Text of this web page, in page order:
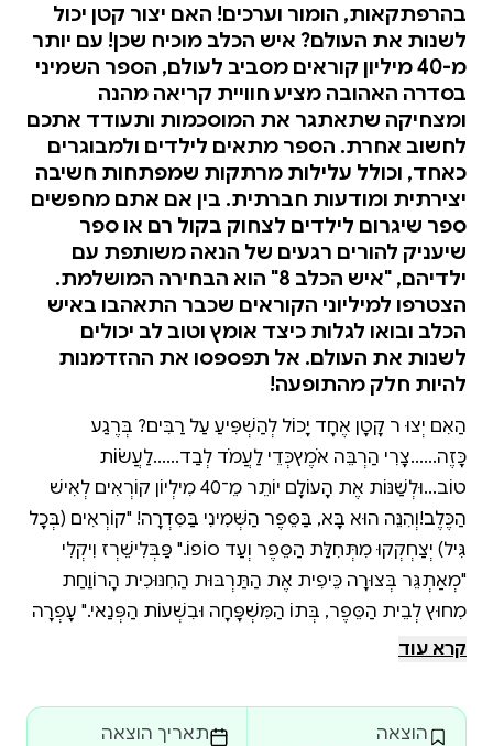
בהרפתקאות, הומור וערכים! האם יצור קטן יכול
לשנות את העולם? איש הכלב מוכיח שכן! עם יותר
מ-40 מיליון קוראים מסביב לעולם, הספר השמיני
בסדרה האהובה מציע חוויית קריאה מהנה
ומצחיקה שתאתגר את המוסכמות ותעודד אתכם
לחשוב אחרת. הספר מתאים לילדים ולמבוגרים
כאחד, וכולל עלילות מרתקות שמפתחות חשיבה
יצירתית ומודעות חברתית. בין אם אתם מחפשים
ספר שיגרום לילדים לצחוק בקול רם או ספר
שיעניק להורים רגעים של הנאה משותפת עם
ילדיהם, "איש הכלב 8" הוא הבחירה המושלמת.
הצטרפו למיליוני הקוראים שכבר התאהבו באיש
הכלב ובואו לגלות כיצד אומץ וטוב לב יכולים
לשנות את העולם. אל תפספסו את ההזדמנות
להיות חלק מהתופעה!
הַאִם יְצוּ ר קָטָן אֶחָד יָכוֹל לְהַשְׁפִּיעַ עַל רַבִּים? בְּרֶגַע
כָּזֶה......צָרִיךְ הַרְבֵּה אֹמֶץכְּדֵי לַעֲמֹד לְבַד......לַעֲשׂוֹת
טוֹב...וּלְשַׁנּוֹת אֶת הָעוֹלָם יוֹתֵר מֵ־40 מִילְיוֹן קוֹרְאִים לְאִישׁ
הַכֶּלֶב!וְהִנֵּה הוּא בָּא, בַּסֵּפֶר הַשְּׁמִינִי בַּסִּדְרָה! "קוֹרְאִים (בְּכָל
גִּיל) יְצַחְקְקוּ מִתְּחִלַּת הַסֵּפֶר וְעַד סוֹפוֹ." פַּבְּלִישֵׁרְז וִיקְלִי
"מְאַתְגֵּר בְּצוּרָה כֵּיפִית אֶת הַתַּרְבּוּת הַחִנּוּכִית הָרוֹוַחַת
מִחוּץ לְבֵית הַסֵּפֶר, בְּתוֹךְ הַמִּשְׁפָּחָה וּבִשְׁעוֹת הַפְּנַאי." עָפְרָה
רוֹדְנֶר, הָאָרֶץ "הַיְּלָדִים בָּטוּחַ יַגִּידוּ לָכֶם תּוֹדָה." מֵאִירָה
קרא עוד
הוצאה
תאריך הוצאה